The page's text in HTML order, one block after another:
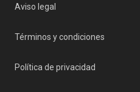
Aviso legal
Términos y condiciones
Política de privacidad